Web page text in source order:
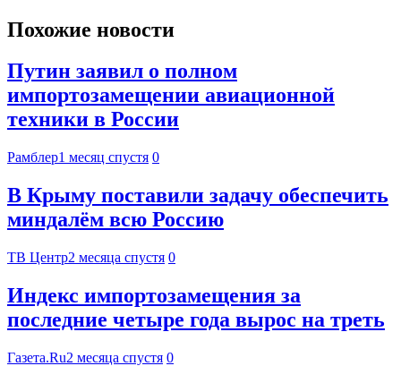
Похожие новости
Путин заявил о полном
импортозамещении авиационной
техники в России
Рамблер1 месяц спустя 0
В Крыму поставили задачу обеспечить
миндалём всю Россию
ТВ Центр2 месяца спустя 0
Индекс импортозамещения за
последние четыре года вырос на треть
Газета.Ru2 месяца спустя 0